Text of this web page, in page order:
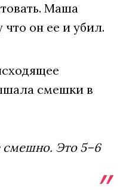
Маша
он ее и убил.
смешки в
Это 5–6